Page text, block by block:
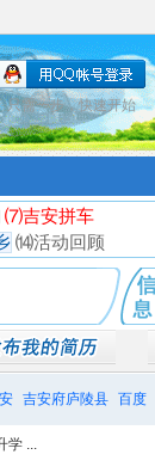
只需一步，快速开始
⑺吉安拼车
⒁活动回顾
吉安府庐陵县 百度
学 ...